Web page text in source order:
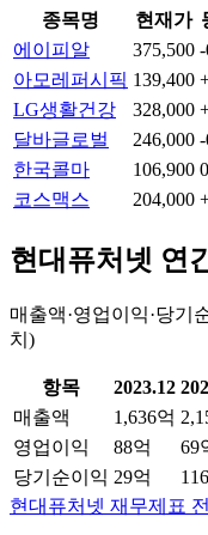
종목명 현재가
에이피알
375,500
아모레퍼시픽 139,400
LG생활건강
328,000
달바글로벌
246,000
한국콜마
106,900
코스맥스
204,000
현대퓨처넷 연
매출액·영업이익·당기
치)
항목 2023.12
매출액
1,636억
영업이익
88억 69
당기순이익 29억
현대퓨처넷 재무제표